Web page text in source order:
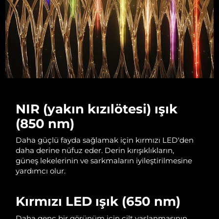
NIR (yakın kızılötesi) ışık
(850 nm)
Daha güçlü fayda sağlamak için kırmızı LED'den
daha derine nüfuz eder. Derin kırışıklıkların,
güneş lekelerinin ve sarkmaların iyileştirilmesine
yardımcı olur.
Kırmızı LED ışık (650 nm)
İsrail
Tahmini teslim tarihi
12/08/2026
İtalya
Tahmini teslim tarihi
08/08/2026
Japonya
Tahmini teslim tarihi
Jersey
Tahmini teslim tarihi
13/08/2026
Kazakistan
10/08/2026
Kuveyt
Tahmini teslim tarihi
Letonya
08/08/2026